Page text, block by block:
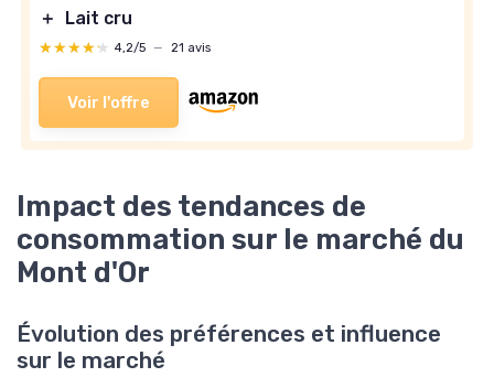
＋
Lait cru
★★★★★
★★★★★ 4,2/5 — 21 avis
Voir l'offre
Impact des tendances de
consommation sur le marché du
Mont d'Or
Évolution des préférences et influence
sur le marché